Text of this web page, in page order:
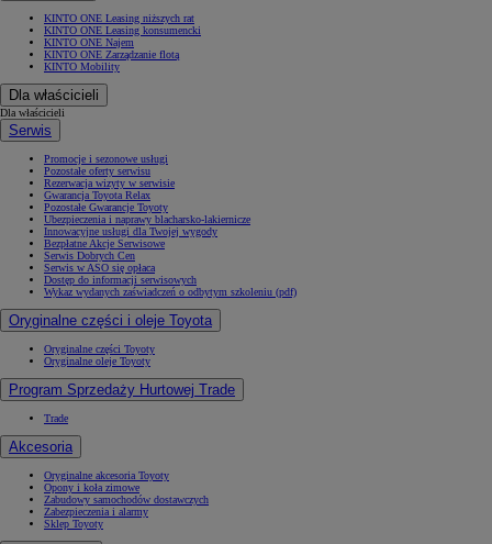
KINTO ONE Leasing niższych rat
KINTO ONE Leasing konsumencki
KINTO ONE Najem
KINTO ONE Zarządzanie flotą
KINTO Mobility
Dla właścicieli
Dla właścicieli
Serwis
Promocje i sezonowe usługi
Pozostałe oferty serwisu
Rezerwacja wizyty w serwisie
Gwarancja Toyota Relax
Pozostałe Gwarancje Toyoty
Ubezpieczenia i naprawy blacharsko-lakiernicze
Innowacyjne usługi dla Twojej wygody
Bezpłatne Akcje Serwisowe
Serwis Dobrych Cen
Serwis w ASO się opłaca
Dostęp do informacji serwisowych
Wykaz wydanych zaświadczeń o odbytym szkoleniu (pdf)
Oryginalne części i oleje Toyota
Oryginalne części Toyoty
Oryginalne oleje Toyoty
Program Sprzedaży Hurtowej Trade
Trade
Akcesoria
Oryginalne akcesoria Toyoty
Opony i koła zimowe
Zabudowy samochodów dostawczych
Zabezpieczenia i alarmy
Sklep Toyoty